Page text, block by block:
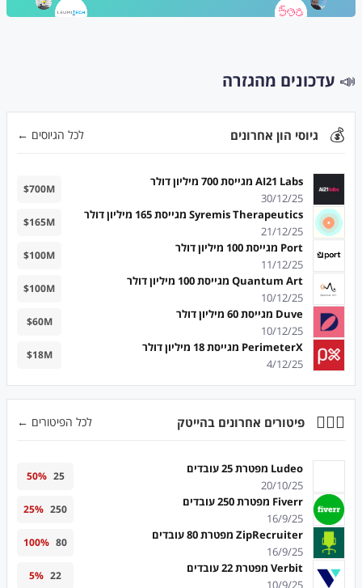
📣 עדכונים מהגזרה
💰 גיוסי הון אחרונים לכל הגיוסים ←
AI21 Labs מגייסת 700 מיליון דולר
30/12/25
M
700
$
Syremis Therapeutics מגייסת 165 מיליון דולר
21/12/25
M
165
$
Port מגייסת 100 מיליון דולר
11/12/25
M
100
$
Quantum Art מגייסת 100 מיליון דולר
10/12/25
M
100
$
Duve מגייסת 60 מיליון דולר
10/12/25
M
60
$
PerimeterX מגייסת 18 מיליון דולר
4/12/25
M
18
$
💇🏻‍♂️ פיטורים אחרונים בהייטק לכל הפיטורים ←
Ludeo מפטרת 25 עובדים
20/10/25
25
%
50
Fiverr מפטרת 250 עובדים
16/9/25
250
%
25
ZipRecruiter מפטרת 80 עובדים
16/9/25
80
%
100
Verbit מפטרת 22 עובדים
10/9/25
22
%
5